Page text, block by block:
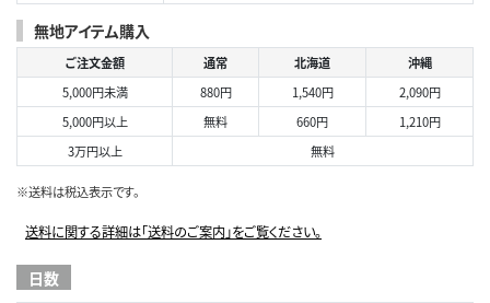
無地アイテム購入
ご注文金額 通常 北海道
沖縄
5,000円未満
880円 1,540円
2,090円
5,000円以上
無料 660円
1,210円
3万円以上
無料
※送料は税込表示です。
送料に関する詳細は「送料のご案内」をご覧ください。
日数